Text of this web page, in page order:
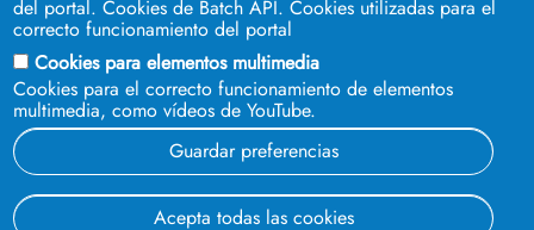
SÍGUENOS EN
© 2023 Universidad de Sevilla
del portal. Cookies de Batch API. Cookies utilizadas para el
correcto funcionamiento del portal
Cookies para elementos multimedia
Cookies para el correcto funcionamiento de elementos
multimedia, como vídeos de YouTube.
Guardar preferencias
Acepta todas las cookies